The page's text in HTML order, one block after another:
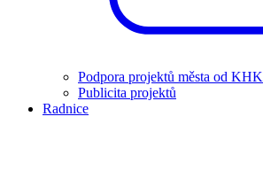
Podpora projektů města od KHK
Publicita projektů
Radnice